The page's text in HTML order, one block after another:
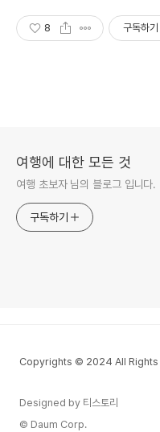
8 구독하기
여행에 대한 모든 것
여행 초보자 님의 블로그 입니다.
구독하기
Copyrights © 2024 All Rights
Designed by 티스토리
© Daum Corp.